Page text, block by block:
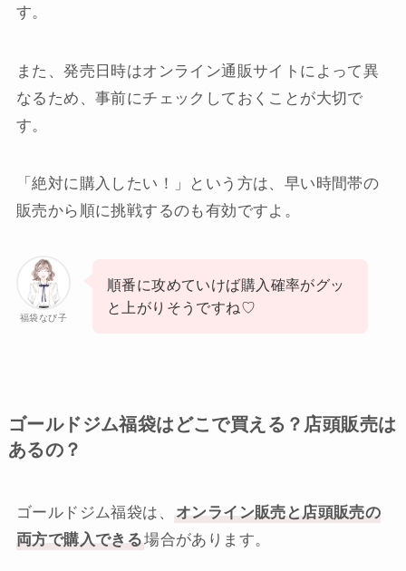
す。
また、発売日時はオンライン通販サイトによって異
なるため、事前にチェックしておくことが大切で
す。
「絶対に購入したい！」という方は、早い時間帯の
販売から順に挑戦するのも有効ですよ。
福袋なび子
順番に攻めていけば購入確率がグッ
と上がりそうですね♡
ゴールドジム福袋はどこで買える？店頭販売は
あるの？
ゴールドジム福袋は、
オンライン販売と店頭販売の
両方で購入できる場合があります。